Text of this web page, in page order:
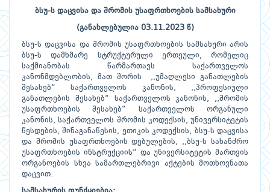
ბსუ-ს დაცვისა და შრომის უსაფრთხოების სამსახური
(განახლებულია 03.11.2023 წ)
ბსუ-ს დაცვისა და შრომის უსაფრთხოების სამსახური არის
ბსუ-ს დამხმარე სტრუქტურული ერთეული, რომელიც
საქმიანობას წარმართავს საქართველოს
კანონმდებლობის, მათ შორის ,,უმაღლესი განათლების
შესახებ“ საქართველოს კანონის, ,,პროფესიული
განათლების შესახებ“ საქართველოს კანონის, ,,შრომის
უსაფრთხოების შესახებ“ საქართველოს ორგანული
კანონის, საქართველოს შრომის კოდექსის, უნივერსიტეტის
წესდების, შინაგანაწესის, ეთიკის კოდექსის, ბსუ-ს დაცვისა
და შრომის უსაფრთხოების დებულების, ,,ბსუ-ს სახანძრო
უსაფრთხოების ინსტრუქციის“ და უნივერსიტეტის მართვის
ორგანოების სხვა სამართლებრივი აქტების მოთხოვნათა
დაცვით.